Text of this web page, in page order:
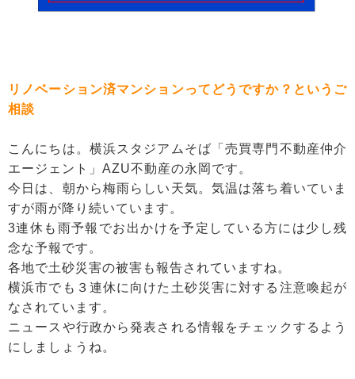
リノベーション済マンションってどうですか？というご
相談
こんにちは。横浜スタジアムそば「売買専門不動産仲介
エージェント」AZU不動産の永岡です。
今日は、朝から梅雨らしい天気。気温は落ち着いていま
すが雨が降り続いています。
3連休も雨予報でお出かけを予定している方には少し残
念な予報です。
各地で土砂災害の被害も報告されていますね。
横浜市でも３連休に向けた土砂災害に対する注意喚起が
なされています。
ニュースや行政から発表される情報をチェックするよう
にしましょうね。